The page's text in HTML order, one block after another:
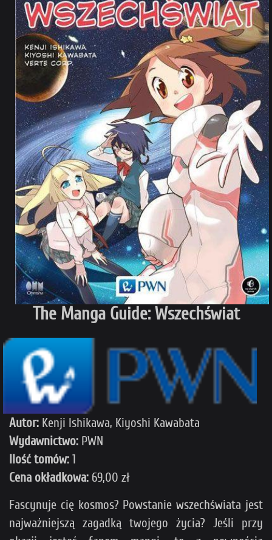
The Manga Guide: Wszechświat
Autor: Kenji Ishikawa, Kiyoshi Kawabata
Wydawnictwo: PWN
Ilość tomów: 1
Cena okładkowa: 69,00 zł
Fascynuje cię kosmos? Powstanie wszechświata jest
najważniejszą zagadką twojego życia? Jeśli przy